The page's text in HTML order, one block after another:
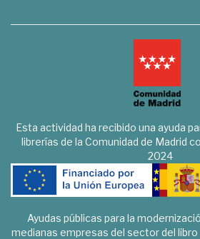
Esta actividad ha recibido una ayuda
librerías de la Comunidad de Madrid
2024
Ayudas públicas para la
medianas empresas del sector del libro